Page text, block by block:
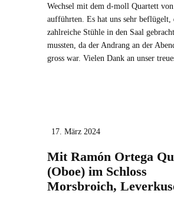
Wechsel mit dem d-moll Quartett
aufführten. Es hat uns sehr beflügelt,
zahlreiche Stühle in den Saal
mussten, da der Andrang an der
gross war. Vielen Dank an unser
17. März 2024
Mit Ramón Ortega
(Oboe) im Schloss
Morsbroich,